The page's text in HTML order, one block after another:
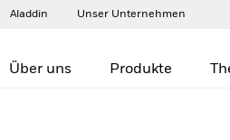
Aladdin Unser Unternehmen
Über uns Produkte